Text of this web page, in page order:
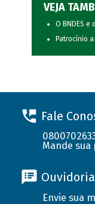
VEJA
O BNDES e
Patrocínio
Fale
Mande
Ouvidoria
Envie sua